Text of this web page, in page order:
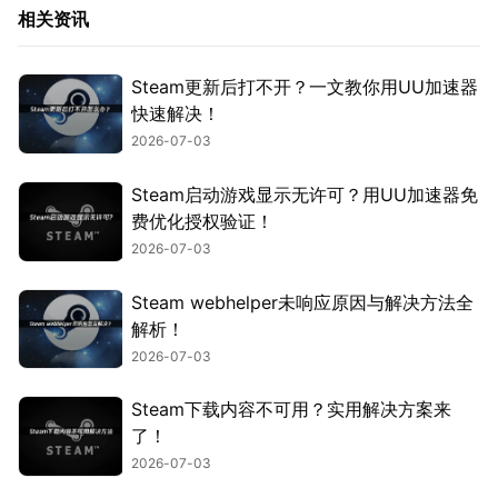
相关资讯
Steam更新后打不开？一文教你用UU加速器
快速解决！
2026-07-03
Steam启动游戏显示无许可？用UU加速器免
费优化授权验证！
2026-07-03
Steam webhelper未响应原因与解决方法全
解析！
2026-07-03
Steam下载内容不可用？实用解决方案来
了！
2026-07-03